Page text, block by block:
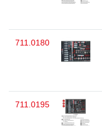
711.0180
711.0195